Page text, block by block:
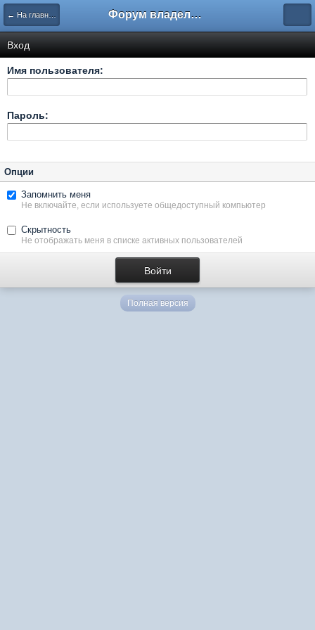
← На главную Форум владельцев интернет-магазинов
Вход
Имя пользователя:
Пароль:
Опции
Запомнить меня
Не включайте, если используете общедоступный компьютер
Скрытность
Не отображать меня в списке активных пользователей
Полная версия